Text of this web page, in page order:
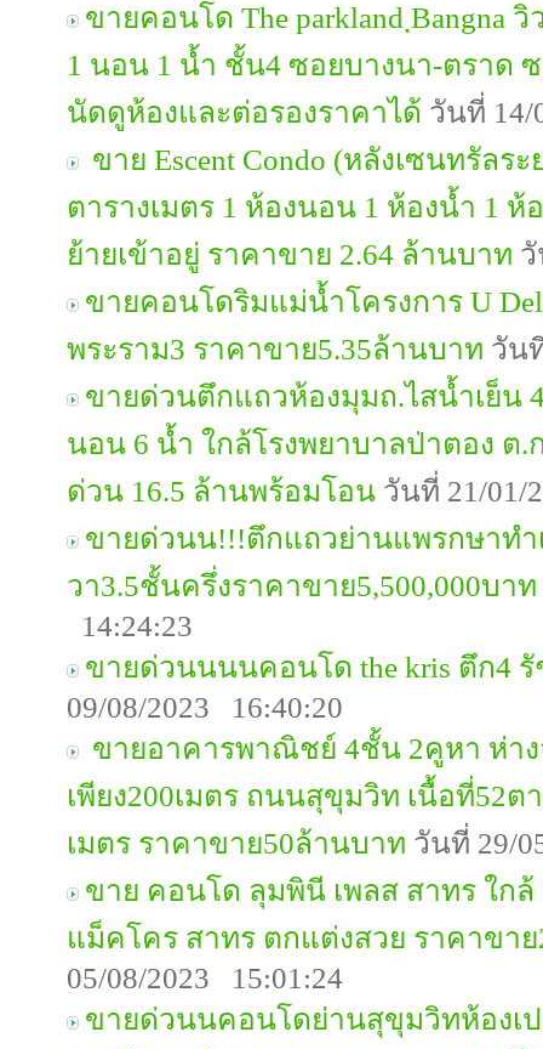
ขายคอนโด The parkland ฺBangna
1 นอน 1 น้ำ ชั้น4 ซอยบางนา-ตราด
นัดดูห้องและต่อรองราคาได้ วันที่ 14/
ขาย Escent Condo (หลังเซนทรัลร
ตารางเมตร 1 ห้องนอน 1 ห้องน้ำ 1
ย้ายเข้าอยู่ ราคาขาย 2.64 ล้านบาท
ขายคอนโดริมแม่น้ำโครงการ U
พระราม3 ราคาขาย5.35ล้านบาท วัน
ขายด่วนตึกแถวห้องมุมถ.ไสน้ำเย็น
นอน 6 น้ำ ใกล้โรงพยาบาลป่าตอง ต.
ด่วน 16.5 ล้านพร้อมโอน วันที่ 21/01/
ขายด่วนน!!!ตึกแถวย่านแพรกษาทำ
วา3.5ชั้นครึ่งราคาขาย5,500,000บาท
14:24:23
ขายด่วนนนนคอนโด the kris ตึก4 รั
09/08/2023 16:40:20
ขายอาคารพาณิชย์ 4ชั้น 2คูหา ห่า
เพียง200เมตร ถนนสุขุมวิท เนื้อที่52ต
เมตร ราคาขาย50ล้านบาท วันที่ 29/
ขาย คอนโด ลุมพินี เพลส สาทร ใก
แม็คโคร สาทร ตกแต่งสวย ราคาขาย
05/08/2023 15:01:24
ขายด่วนนคอนโดย่านสุขุมวิทห้องเ